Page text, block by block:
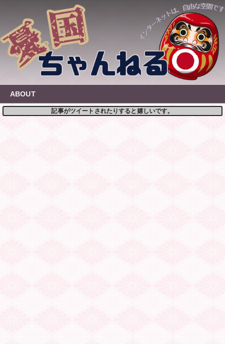
content
ABOUT
記事がツイートされたりすると嬉しいです。